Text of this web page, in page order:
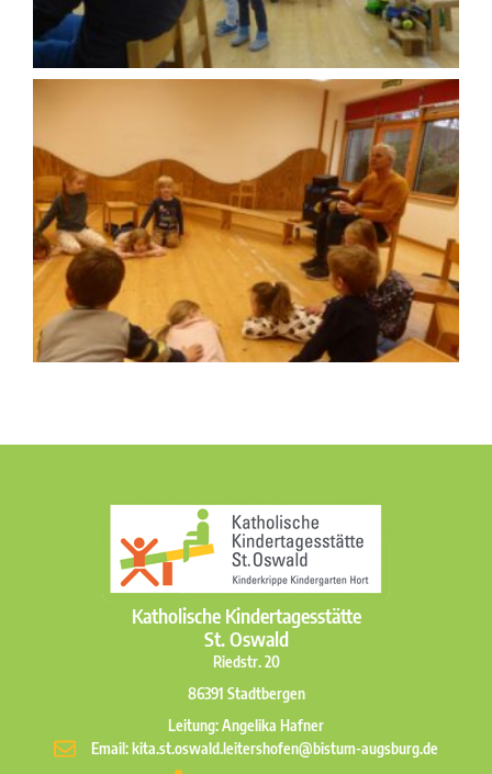
Katholische Kindertagesstätte
St. Oswald
Riedstr. 20
86391 Stadtbergen
Leitung: Angelika Hafner
Email: kita.st.oswald.leitershofen@bistum-augsburg.de